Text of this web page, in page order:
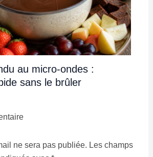
au micro-ondes :
sans le brûler
ne sera pas publiée. Les champs